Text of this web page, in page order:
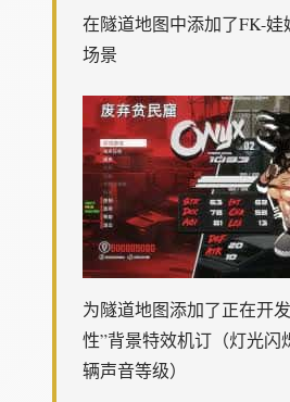
在隧道地图中添加了FK-娃
场景
为隧道地图添加了正在开
性”背景特效机订（灯光闪
辆声音等级）